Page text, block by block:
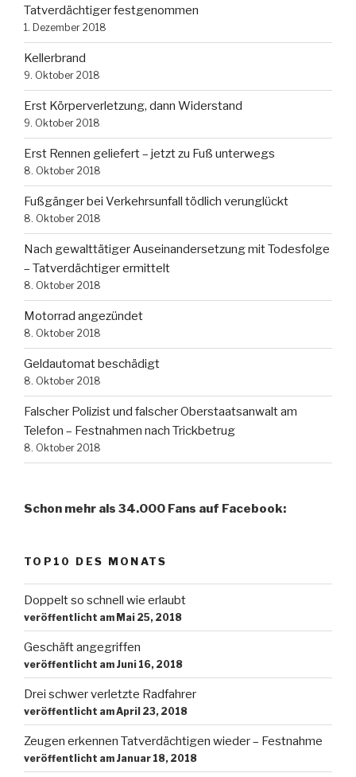
Tatverdächtiger festgenommen
1. Dezember 2018
Kellerbrand
9. Oktober 2018
Erst Körperverletzung, dann Widerstand
9. Oktober 2018
Erst Rennen geliefert – jetzt zu Fuß unterwegs
8. Oktober 2018
Fußgänger bei Verkehrsunfall tödlich verunglückt
8. Oktober 2018
Nach gewalttätiger Auseinandersetzung mit Todesfolge
– Tatverdächtiger ermittelt
8. Oktober 2018
Motorrad angezündet
8. Oktober 2018
Geldautomat beschädigt
8. Oktober 2018
Falscher Polizist und falscher Oberstaatsanwalt am
Telefon – Festnahmen nach Trickbetrug
8. Oktober 2018
Schon mehr als 34.000 Fans auf Facebook:
TOP10 DES MONATS
Doppelt so schnell wie erlaubt
veröffentlicht am Mai 25, 2018
Geschäft angegriffen
veröffentlicht am Juni 16, 2018
Drei schwer verletzte Radfahrer
veröffentlicht am April 23, 2018
Zeugen erkennen Tatverdächtigen wieder – Festnahme
veröffentlicht am Januar 18, 2018